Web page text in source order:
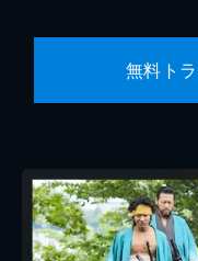
無料ト